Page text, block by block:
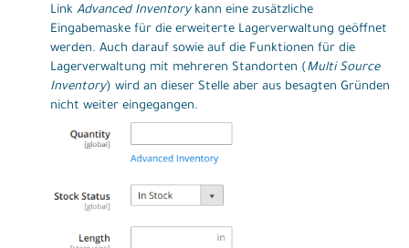
Link Advanced Inventorykann eine zusätzliche
Eingabemaske für die erweiterte Lagerverwaltung geöffnet
werden. Auch darauf sowie auf die Funktionen für die
Lagerverwaltung mit mehreren Standorten ( Multi Source
Inventory) wird an dieser Stelle aber aus besagten Gründen
nicht weiter eingegangen.